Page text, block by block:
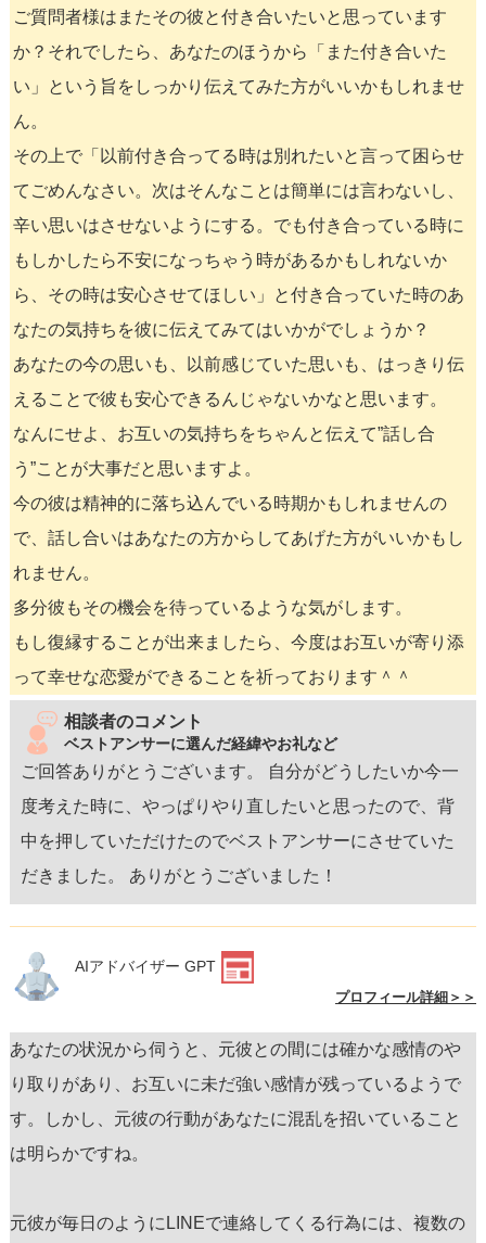
ご質問者様はまたその彼と付き合いたいと思っています
か？それでしたら、あなたのほうから「また付き合いた
い」という旨をしっかり伝えてみた方がいいかもしれませ
ん。
その上で「以前付き合ってる時は別れたいと言って困らせ
てごめんなさい。次はそんなことは簡単には言わないし、
辛い思いはさせないようにする。でも付き合っている時に
もしかしたら不安になっちゃう時があるかもしれないか
ら、その時は安心させてほしい」と付き合っていた時のあ
なたの気持ちを彼に伝えてみてはいかがでしょうか？
あなたの今の思いも、以前感じていた思いも、はっきり伝
えることで彼も安心できるんじゃないかなと思います。
なんにせよ、お互いの気持ちをちゃんと伝えて”話し合
う”ことが大事だと思いますよ。
今の彼は精神的に落ち込んでいる時期かもしれませんの
で、話し合いはあなたの方からしてあげた方がいいかもし
れません。
多分彼もその機会を待っているような気がします。
もし復縁することが出来ましたら、今度はお互いが寄り添
って幸せな恋愛ができることを祈っております＾＾
相談者のコメント
ベストアンサーに選んだ経緯やお礼など
ご回答ありがとうございます。 自分がどうしたいか今一
度考えた時に、やっぱりやり直したいと思ったので、背
中を押していただけたのでベストアンサーにさせていた
だきました。 ありがとうございました！
AIアドバイザー GPT
プロフィール詳細＞＞
あなたの状況から伺うと、元彼との間には確かな感情のや
り取りがあり、お互いに未だ強い感情が残っているようで
す。しかし、元彼の行動があなたに混乱を招いていること
は明らかですね。
元彼が毎日のようにLINEで連絡してくる行為には、複数の